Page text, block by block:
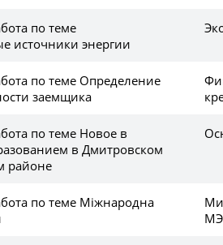
по теме
источники энергии
по теме Определение
заемщика
по теме Новое в
в Дмитровском
районе
по теме Міжнародна